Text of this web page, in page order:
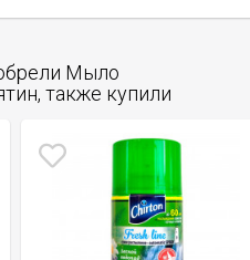
Мыло
также купили